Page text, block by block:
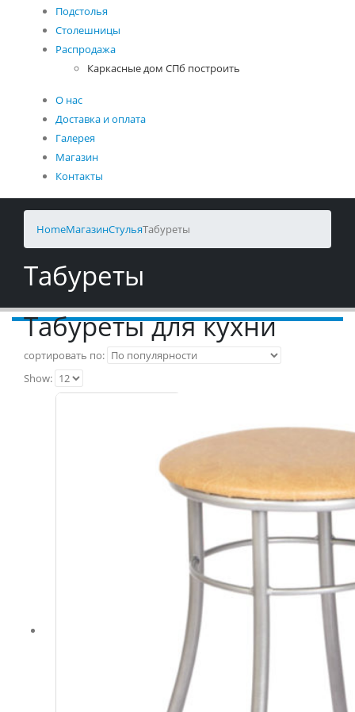
Подстолья
Столешницы
Распродажа
Каркасные дом СПб построить
О нас
Доставка и оплата
Галерея
Магазин
Контакты
HomeМагазинСтульяТабуреты
Табуреты
Табуреты для кухни
сортировать по:
Show: